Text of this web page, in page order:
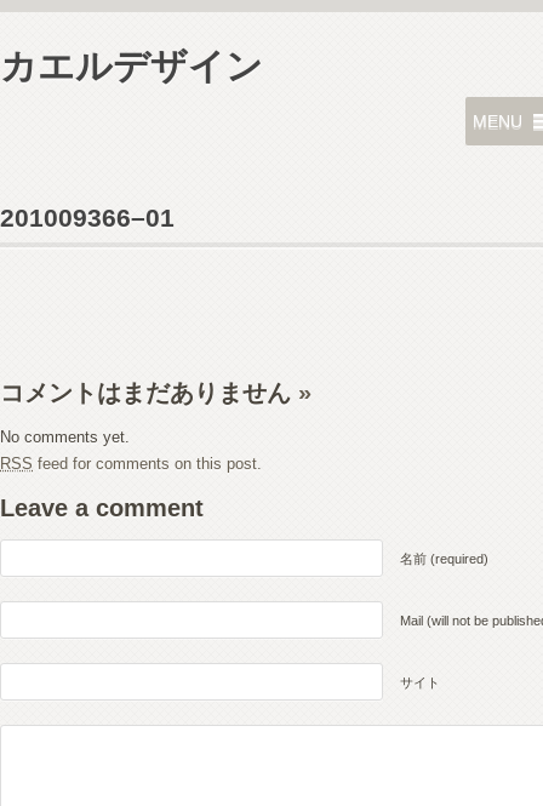
カエルデザイン
MENU
201009366–01
コメントはまだありません »
No comments yet.
RSS feed for comments on this post.
Leave a comment
名前 (required)
Mail (will not be
サイト